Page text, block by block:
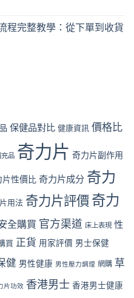
程完整教學：從下單到收貨
保健品對比 健康資訊 價格比
充品 奇力片 奇力片副作用
片性價比 奇力片成分 奇力
用法 奇力片評價 奇力
全購買 官方渠道 床上表現 性
買 正貨 用家評價 男士保健
健 男性健康 男性壓力調理 網購 草
片功效 香港男士 香港男士健康